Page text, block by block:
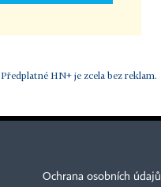
Předplatné HN+ je zcela bez reklam.
Ochrana osobních údajů